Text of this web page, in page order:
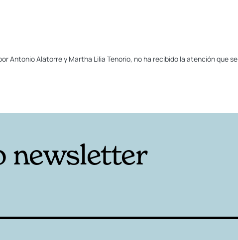
Antonio Alatorre y Martha Lilia Tenorio, no ha recibido la atención que se
newsletter